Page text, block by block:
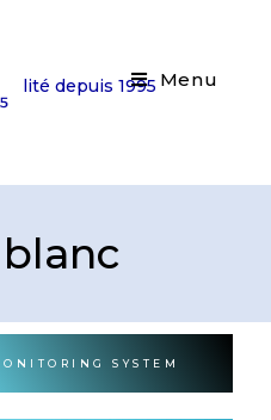
Menu
depuis 1995
SYSTEM